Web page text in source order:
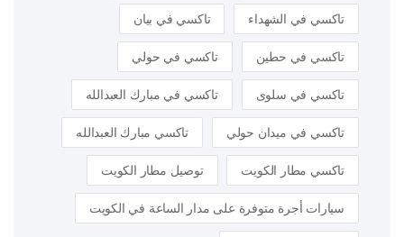
تاكسي في الشهداء تاكسي في بيان
تاكسي في حطين تاكسي في حولي
تاكسي في سلوى تاكسي في مبارك العبدالله
تاكسي في ميدان حولي تاكسي مبارك العبدالله
تاكسي مطار الكويت توصيل مطار الكويت
سيارات أجرة متوفرة على مدار الساعة في الكويت